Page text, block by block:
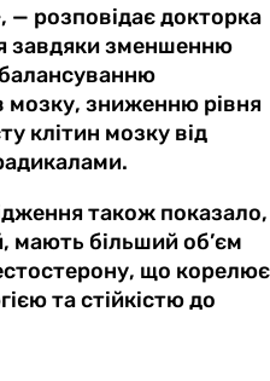
— розповідає докторка
завдяки зменшенню
мозку, зниженню рівня
клітин мозку від
також показало,
мають більший об’єм
що корелює
та стійкістю до